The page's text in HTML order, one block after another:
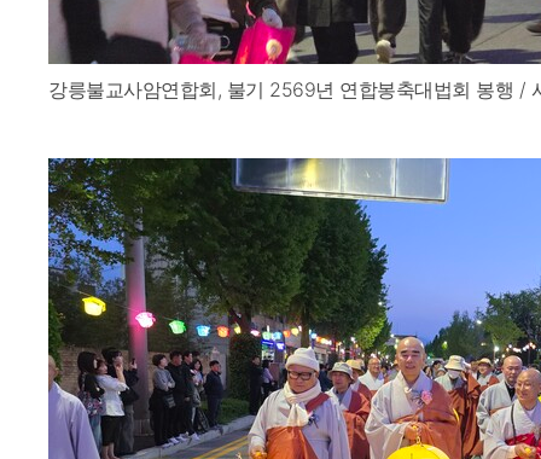
강릉불교사암연합회, 불기 2569년 연합봉축대법회 봉행 /